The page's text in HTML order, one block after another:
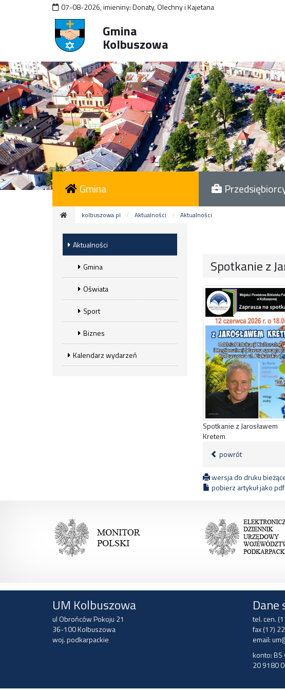
07-08-2026,imieniny:Donaty, Olechny i Kajetana
Gmina
Kolbuszowa
Gmina
kolbuszowa.pl Aktualności Aktualności
Aktualności
Gmina
Oświata
Sport
Biznes
Kalendarz wydarzeń
Spotkanie z
Spotkanie z Jarosławem
Kretem
powrót
wersja do druku
pobierz artykuł jako pdf
UM Kolbuszowa
ul Obrońców Pokoju 21
36-100 Kolbuszowa
woj. podkarpackie
Dane
tel. cen.
fax (17)
email:
konto:
20 9180